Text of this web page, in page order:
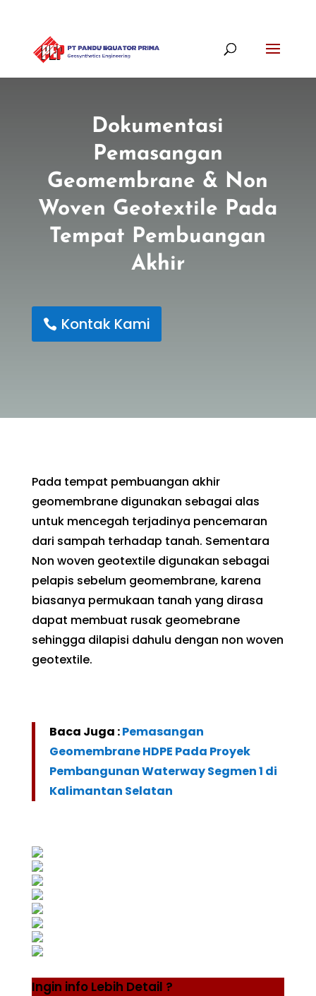
Dokumentasi
Pemasangan
Geomembrane & Non
Woven Geotextile Pada
Tempat Pembuangan
Akhir
Kontak Kami
Pada tempat pembuangan akhir
geomembrane digunakan sebagai alas
untuk mencegah terjadinya pencemaran
dari sampah terhadap tanah. Sementara
Non woven geotextile digunakan sebagai
pelapis sebelum geomembrane, karena
biasanya permukaan tanah yang dirasa
dapat membuat rusak geomebrane
sehingga dilapisi dahulu dengan non woven
geotextile.
Baca Juga :Pemasangan
Geomembrane HDPE Pada Proyek
Pembangunan Waterway Segmen 1 di
Kalimantan Selatan
Ingin info Lebih Detail ?